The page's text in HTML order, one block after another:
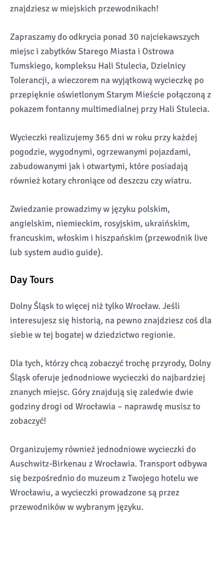
znajdziesz w miejskich przewodnikach!
Zapraszamy do odkrycia ponad 30 najciekawszych
miejsc i zabytków Starego Miasta i Ostrowa
Tumskiego, kompleksu Hali Stulecia, Dzielnicy
Tolerancji, a wieczorem na wyjątkową wycieczkę po
przepięknie oświetlonym Starym Mieście połączoną z
pokazem fontanny multimedialnej przy Hali Stulecia.
Wycieczki realizujemy 365 dni w roku przy każdej
pogodzie, wygodnymi, ogrzewanymi pojazdami,
zabudowanymi jak i otwartymi, które posiadają
również kotary chroniące od deszczu czy wiatru.
Zwiedzanie prowadzimy w języku polskim,
angielskim, niemieckim, rosyjskim, ukraińskim,
francuskim, włoskim i hiszpańskim (przewodnik live
lub system audio guide).
Day Tours
Dolny Śląsk to więcej niż tylko Wrocław. Jeśli
interesujesz się historią, na pewno znajdziesz coś dla
siebie w tej bogatej w dziedzictwo regionie.
Dla tych, którzy chcą zobaczyć trochę przyrody, Dolny
Śląsk oferuje jednodniowe wycieczki do najbardziej
znanych miejsc. Góry znajdują się zaledwie dwie
godziny drogi od Wrocławia – naprawdę musisz to
zobaczyć!
Organizujemy również jednodniowe wycieczki do
Auschwitz-Birkenau z Wrocławia. Transport odbywa
się bezpośrednio do muzeum z Twojego hotelu we
Wrocławiu, a wycieczki prowadzone są przez
przewodników w wybranym języku.